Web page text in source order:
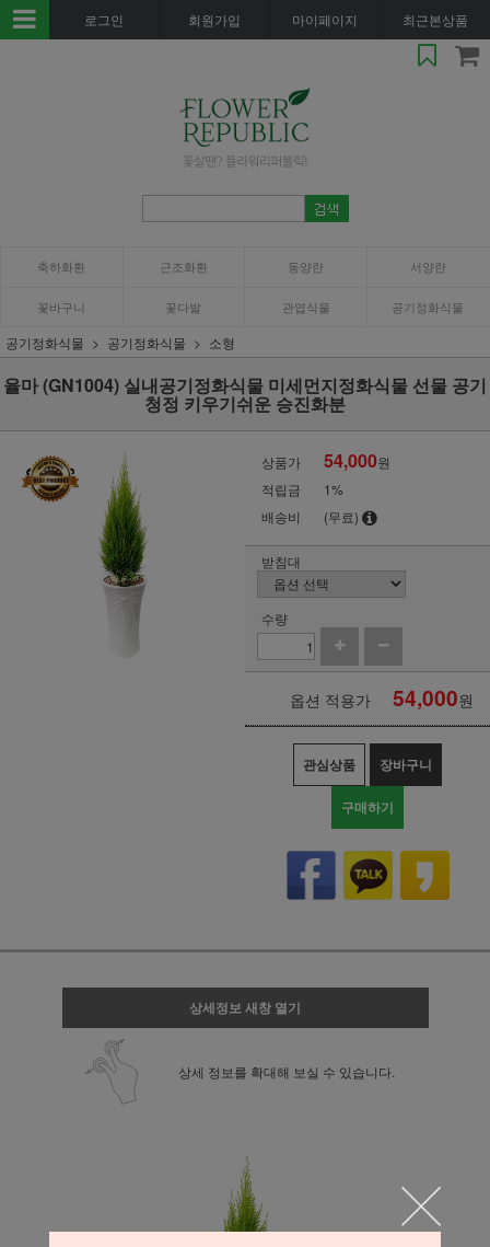
로그인 회원가입 마이페이지 최근본상품
축하화환 근조화환 동양란 서양란
꽃바구니 꽃다발 관엽식물 공기정화식물
공기정화식물 공기정화식물 소형
율마 (GN1004) 실내공기정화식물 미세먼지정화식물 선물 공기
청정 키우기쉬운 승진화분
상품가 54,000원
적립금
1%
배송비
(무료)
받침대
수량
옵션 적용가 54,000원
관심상품 장바구니
구매하기
상세정보 새창 열기
상세 정보를 확대해 보실 수 있습니다.